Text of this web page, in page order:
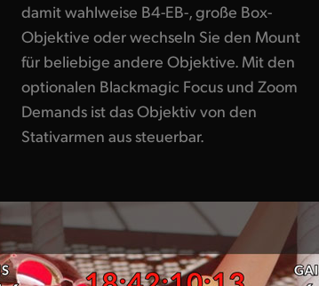
damit wahlweise B4-EB-, große Box-
Objektive oder wechseln Sie den Mount
für beliebige andere Objektive. Mit den
optionalen Blackmagic Focus und Zoom
Demands ist das Objektiv von den
Stativarmen aus steuerbar.